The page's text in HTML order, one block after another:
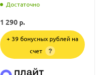
Достаточно
1 290 р.
+ 39 бонусных рублей на
счет
?